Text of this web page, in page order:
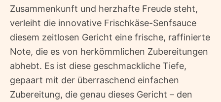
Zusammenkunft und herzhafte Freude steht,
verleiht die innovative Frischkäse-Senfsauce
diesem zeitlosen Gericht eine frische, raffinierte
Note, die es von herkömmlichen Zubereitungen
abhebt. Es ist diese geschmackliche Tiefe,
gepaart mit der überraschend einfachen
Zubereitung, die genau dieses Gericht – den